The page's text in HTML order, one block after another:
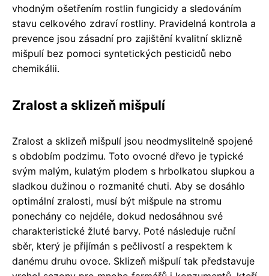
vhodným ošetřením rostlin fungicidy a sledováním
stavu celkového zdraví rostliny. Pravidelná kontrola a
prevence jsou zásadní pro zajištění kvalitní sklizně
mišpulí bez pomoci syntetických pesticidů nebo
chemikálii.
Zralost a sklizeň mišpulí
Zralost a sklizeň mišpulí jsou neodmyslitelně spojené
s obdobím podzimu. Toto ovocné dřevo je typické
svým malým, kulatým plodem s hrbolkatou slupkou a
sladkou dužinou o rozmanité chuti. Aby se dosáhlo
optimální zralosti, musí být mišpule na stromu
ponechány co nejdéle, dokud nedosáhnou své
charakteristické žluté barvy. Poté následuje ruční
sběr, který je přijímán s pečlivostí a respektem k
danému druhu ovoce. Sklizeň mišpulí tak představuje